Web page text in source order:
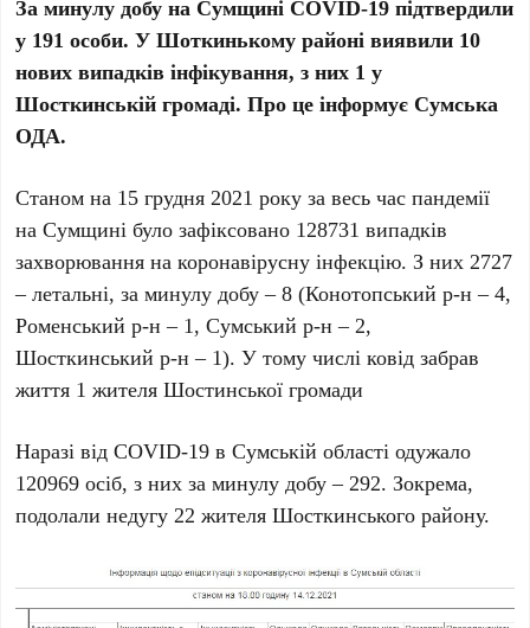
За минулу добуна Сумщині COVID-19 підтвердили
у 191 особи. У Шоткинькому районі виявили 10
нових випадків інфікування, з них 1 у
Шосткинській громаді. Про це інформує Сумська
ОДА.
Станом на 15 грудня 2021 року за весь час пандемії
на Сумщині було зафіксовано 128731 випадків
захворювання на коронавірусну інфекцію. З них 2727
– летальні, за минулу добу – 8 (Конотопський р-н – 4,
Роменський р-н – 1, Сумський р-н – 2,
Шосткинський р-н – 1). У тому числі ковід забрав
життя 1 жителя Шостинської громади
Наразі від COVID-19 в Сумській області одужало
120969 осіб, з них за минулу добу – 292. Зокрема,
подолали недугу 22 жителя Шосткинського району.